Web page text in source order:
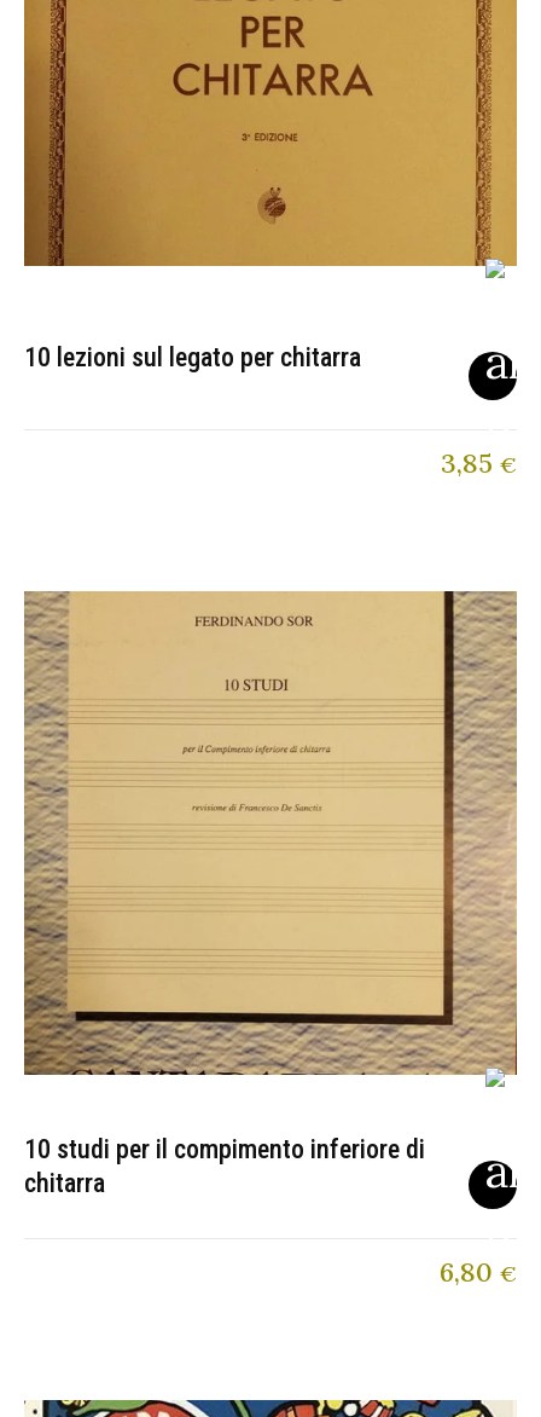
10 lezioni sul legato per chitarra
3,85 €
10 studi per il compimento inferiore di
chitarra
6,80 €